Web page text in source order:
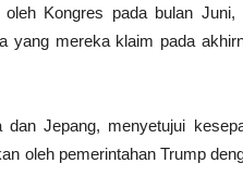
Kongres pada bulan
yang mereka klaim pada
Jepang, menyetujui
oleh pemerintahan Trump